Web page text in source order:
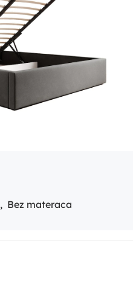
Bez materaca